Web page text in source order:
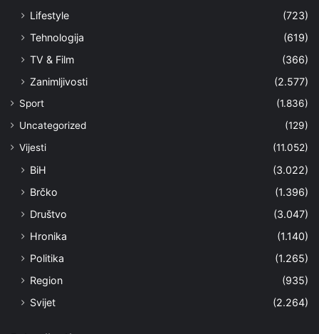
Lifestyle
(723)
Tehnologija
(619)
TV & Film
(366)
Zanimljivosti
(2.577)
Sport
(1.836)
Uncategorized
(129)
Vijesti
(11.052)
BiH
(3.022)
Brčko
(1.396)
Društvo
(3.047)
Hronika
(1.140)
Politika
(1.265)
Region
(935)
Svijet
(2.264)